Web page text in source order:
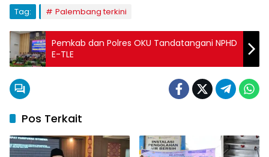
Tag: Palembang terkini
Pemkab dan Polres OKU Tandatangani NPHD
E-TLE
Pos Terkait